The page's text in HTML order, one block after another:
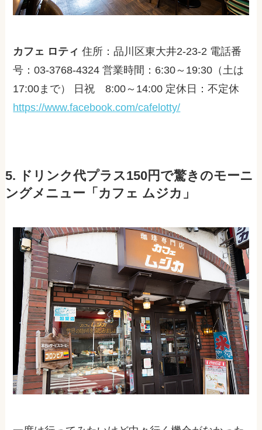
カフェ ロティ 住所：品川区東大井2-23-2 電話番
号：03-3768-4324 営業時間：6:30～19:30（土は
17:00まで） 日祝 8:00～14:00 定休日：不定休
https://www.facebook.com/cafelotty/
5. ドリンク代プラス150円で驚きのモーニ
ングメニュー「カフェ ムジカ」